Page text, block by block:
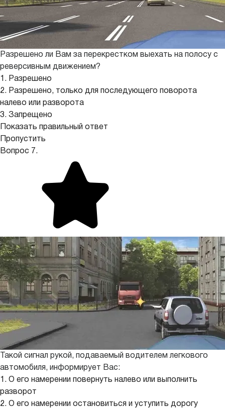
Разрешено ли Вам за перекрестком выехать на полосу с
реверсивным движением?
1. Разрешено
2. Разрешено, только для последующего поворота
налево или разворота
3. Запрещено
Показать правильный ответ
Пропустить
Вопрос 7.
Такой сигнал рукой, подаваемый водителем легкового
автомобиля, информирует Вас:
1. О его намерении повернуть налево или выполнить
разворот
2. О его намерении остановиться и уступить дорогу